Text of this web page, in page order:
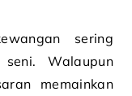
sering
Walaupun
memainkan